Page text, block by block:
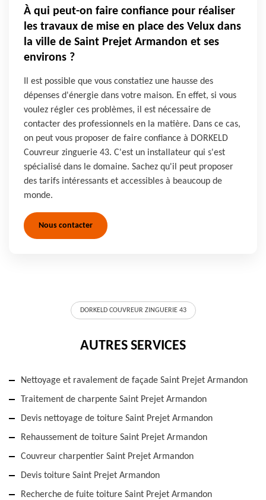
À qui peut-on faire confiance pour réaliser
les travaux de mise en place des Velux dans
la ville de Saint Prejet Armandon et ses
environs ?
Il est possible que vous constatiez une hausse des
dépenses d'énergie dans votre maison. En effet, si vous
voulez régler ces problèmes, il est nécessaire de
contacter des professionnels en la matière. Dans ce cas,
on peut vous proposer de faire confiance à DORKELD
Couvreur zinguerie 43. C'est un installateur qui s'est
spécialisé dans le domaine. Sachez qu'il peut proposer
des tarifs intéressants et accessibles à beaucoup de
monde.
Nous contacter
DORKELD COUVREUR ZINGUERIE 43
AUTRES SERVICES
Nettoyage et ravalement de façade Saint Prejet Armandon
Traitement de charpente Saint Prejet Armandon
Devis nettoyage de toiture Saint Prejet Armandon
Rehaussement de toiture Saint Prejet Armandon
Couvreur charpentier Saint Prejet Armandon
Devis toiture Saint Prejet Armandon
Recherche de fuite toiture Saint Prejet Armandon